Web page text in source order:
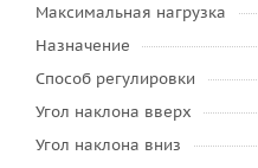
Максимальная нагрузка
Назначение
Способ регулировки
Угол наклона вверх
Угол наклона вниз